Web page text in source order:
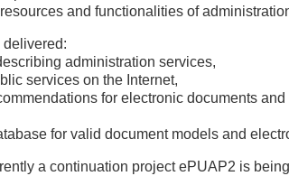
and functionalities of
administration services,
services on the Internet,
for electronic documents
for valid document models and
a continuation project ePUAP2 is